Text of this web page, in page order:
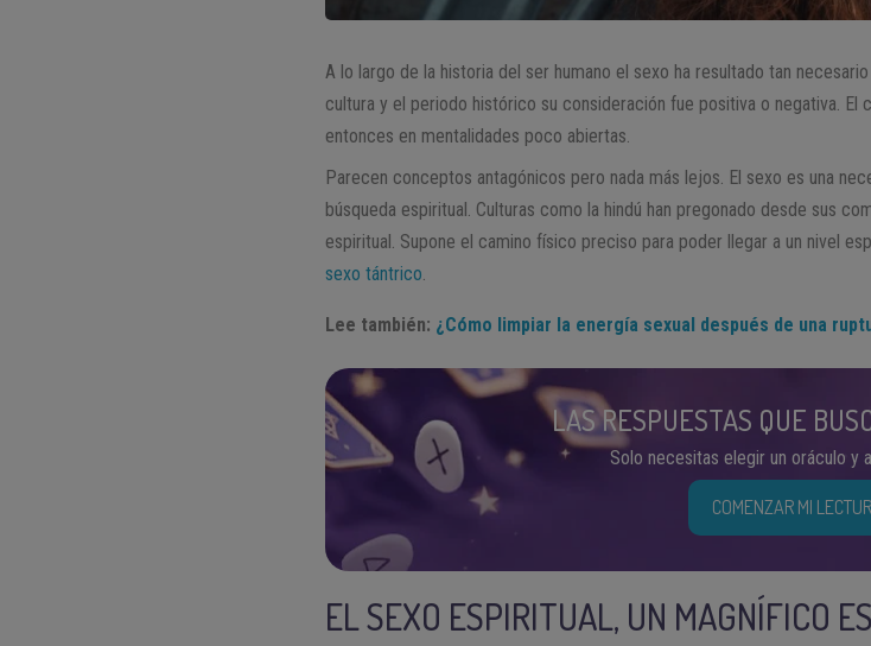
A lo largo de la historia del ser humano el sexo ha resultado tan
cultura y el periodo histórico su consideración fue positiva o negativa. El
entonces en mentalidades poco abiertas.
Parecen conceptos antagónicos pero nada más lejos. El sexo es una
búsqueda espiritual. Culturas como la hindú han pregonado desde sus
espiritual. Supone el camino físico preciso para poder llegar a un nivel
sexo tántrico.
Lee también: ¿Cómo limpiar la energía sexual después de una
LAS RESPUESTAS QUE
Solo necesitas elegir un oráculo y
COMENZAR MI
EL SEXO ESPIRITUAL, UN MAGNÍFICO